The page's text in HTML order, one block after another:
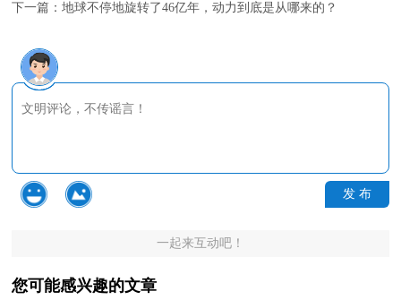
下一篇：地球不停地旋转了46亿年，动力到底是从哪来的？
发 布
一起来互动吧！
您可能感兴趣的文章